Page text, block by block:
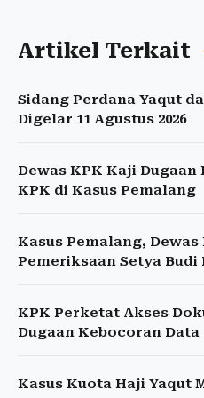
Artikel Terkait
Sidang Perdana Yaqut
Digelar 11 Agustus 2026
Dewas KPK Kaji
KPK di Kasus Pemalang
Kasus Pemalang, Dewas
Pemeriksaan Setya Budi
KPK Perketat Akses
Dugaan Kebocoran Data
Kasus Kuota Haji Yaqut